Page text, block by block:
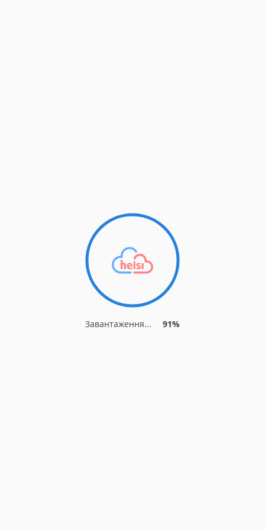
Завантаження... 91%